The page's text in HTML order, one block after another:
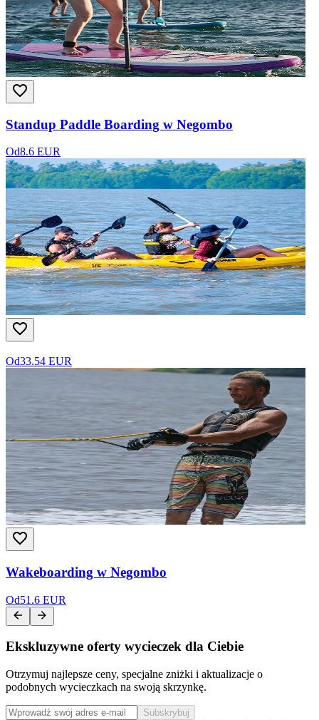
Standup Paddle Boarding w Negombo
Od8.6 EUR
Od33.54 EUR
Wakeboarding w Negombo
Od51.6 EUR
Ekskluzywne oferty wycieczek dla Ciebie
Otrzymuj najlepsze ceny, specjalne zniżki i aktualizacje o
podobnych wycieczkach na swoją skrzynkę.
Subskrybuj